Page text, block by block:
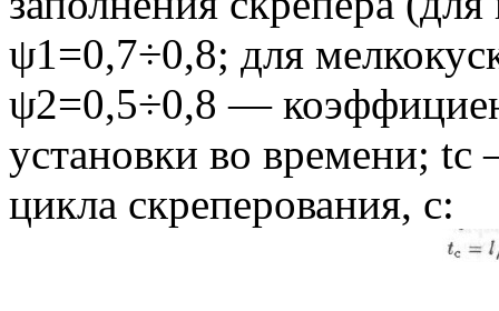
ψ1=0,7÷0,8; для
ψ2=0,5÷0,8 —
установки во времени;
цикла скреперования, с: